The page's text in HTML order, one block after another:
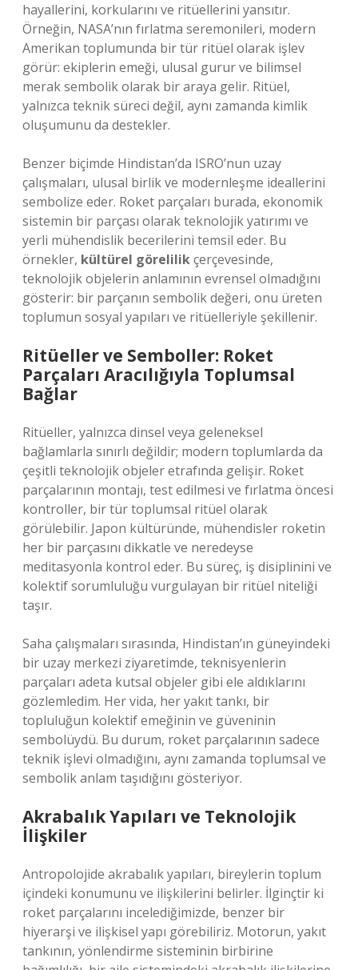
hayallerini, korkularını ve ritüellerini yansıtır.
Örneğin, NASA’nın fırlatma seremonileri, modern
Amerikan toplumunda bir tür ritüel olarak işlev
görür: ekiplerin emeği, ulusal gurur ve bilimsel
merak sembolik olarak bir araya gelir. Ritüel,
yalnızca teknik süreci değil, aynı zamanda kimlik
oluşumunu da destekler.
Benzer biçimde Hindistan’da ISRO’nun uzay
çalışmaları, ulusal birlik ve modernleşme ideallerini
sembolize eder. Roket parçaları burada, ekonomik
sistemin bir parçası olarak teknolojik yatırımı ve
yerli mühendislik becerilerini temsil eder. Bu
örnekler, kültürel görelilikçerçevesinde,
teknolojik objelerin anlamının evrensel olmadığını
gösterir: bir parçanın sembolik değeri, onu üreten
toplumun sosyal yapıları ve ritüelleriyle şekillenir.
Ritüeller ve Semboller: Roket
Parçaları Aracılığıyla Toplumsal
Bağlar
Ritüeller, yalnızca dinsel veya geleneksel
bağlamlarla sınırlı değildir; modern toplumlarda da
çeşitli teknolojik objeler etrafında gelişir. Roket
parçalarının montajı, test edilmesi ve fırlatma öncesi
kontroller, bir tür toplumsal ritüel olarak
görülebilir. Japon kültüründe, mühendisler roketin
her bir parçasını dikkatle ve neredeyse
meditasyonla kontrol eder. Bu süreç, iş disiplinini ve
kolektif sorumluluğu vurgulayan bir ritüel niteliği
taşır.
Saha çalışmaları sırasında, Hindistan’ın güneyindeki
bir uzay merkezi ziyaretimde, teknisyenlerin
parçaları adeta kutsal objeler gibi ele aldıklarını
gözlemledim. Her vida, her yakıt tankı, bir
topluluğun kolektif emeğinin ve güveninin
sembolüydü. Bu durum, roket parçalarının sadece
teknik işlevi olmadığını, aynı zamanda toplumsal ve
sembolik anlam taşıdığını gösteriyor.
Akrabalık Yapıları ve Teknolojik
İlişkiler
Antropolojide akrabalık yapıları, bireylerin toplum
içindeki konumunu ve ilişkilerini belirler. İlginçtir ki
roket parçalarını incelediğimizde, benzer bir
hiyerarşi ve ilişkisel yapı görebiliriz. Motorun, yakıt
tankının, yönlendirme sisteminin birbirine